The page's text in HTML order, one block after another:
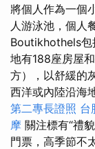
將個人作為一個
人游泳池，個人
Boutikhothels包
地有188座房屋
方），以舒緩的
西洋或內陸沿海
第二專長證照 台
摩 關注標有“禮
門票，高季節不